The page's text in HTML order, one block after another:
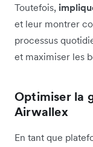
Toutefois,
et leur montrer
processus
et maximiser les
Optimiser la
Airwallex
En tant que